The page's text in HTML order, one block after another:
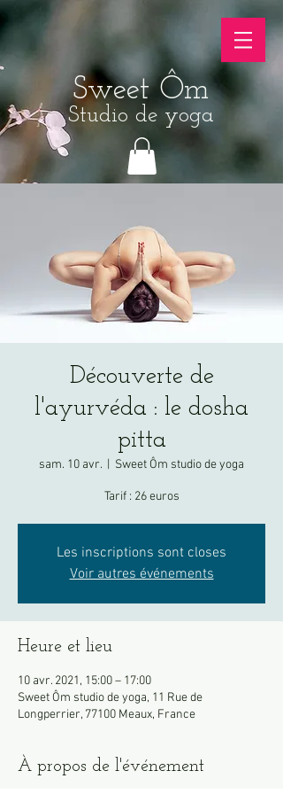
Sweet Ôm
Studio de yoga
Découverte de
l'ayurvéda : le dosha
pitta
sam. 10 avr. Sweet Ôm studio de yoga
Tarif : 26 euros
Les inscriptions sont closes
Voir autres événements
Heure et lieu
10 avr. 2021, 15:00 – 17:00
Sweet Ôm studio de yoga, 11 Rue de
Longperrier, 77100 Meaux, France
À propos de l'événement